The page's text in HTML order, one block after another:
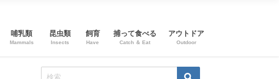
哺乳類
Mammals
昆虫類
Insects
飼育
Have
捕って食べる
Catch ＆ Eat
アウトドア
Outdoor